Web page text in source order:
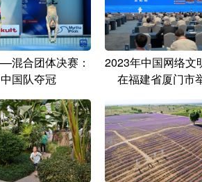
混合团体决赛：
中国队夺冠
2023年中国网络文
在福建省厦门市